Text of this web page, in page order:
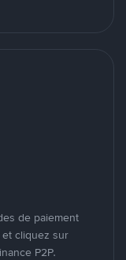
de paiement
cliquez sur
P2P.